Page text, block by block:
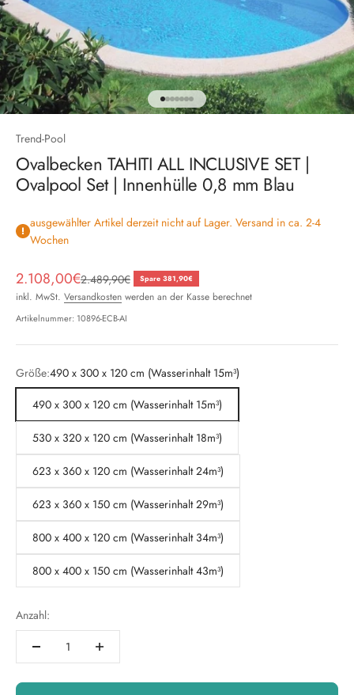
Gehe zu Element 1
Gehe zu Element 2
Gehe zu Element 3
Gehe zu Element 4
Gehe zu Element 5
Gehe zu Element 6
Gehe zu Element 7
Trend-Pool
Ovalbecken TAHITI ALL INCLUSIVE SET |
Ovalpool Set | Innenhülle 0,8 mm Blau
ausgewählter Artikel derzeit nicht auf Lager. Versand in ca. 2-4
Wochen
Angebot
2.108,00€Regulärer Preis
2.489,90€ Spare 381,90€
inkl. MwSt. Versandkosten werden an der Kasse berechnet
Artikelnummer: 10896-ECB-AI
Größe:490 x 300 x 120 cm (Wasserinhalt 15m³)
490 x 300 x 120 cm (Wasserinhalt 15m³)
530 x 320 x 120 cm (Wasserinhalt 18m³)
623 x 360 x 120 cm (Wasserinhalt 24m³)
623 x 360 x 150 cm (Wasserinhalt 29m³)
800 x 400 x 120 cm (Wasserinhalt 34m³)
800 x 400 x 150 cm (Wasserinhalt 43m³)
Anzahl: